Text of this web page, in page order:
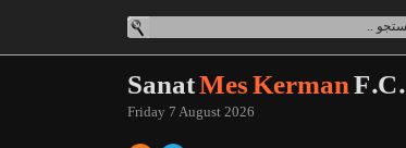
SanatMes KermanF.C.
Friday 7 August 2026